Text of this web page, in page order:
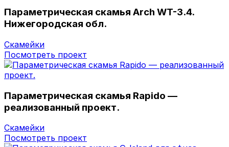
Параметрическая скамья Arch WT-3.4.
Нижегородская обл.
Скамейки
Посмотреть проект
Параметрическая скамья Rapido —
реализованный проект.
Скамейки
Посмотреть проект